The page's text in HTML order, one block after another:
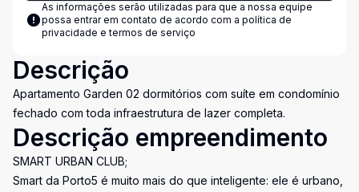
As informações serão utilizadas para que a nossa equipe
possa entrar em contato de acordo com a política de
privacidade e termos de serviço
Descrição
Apartamento Garden 02 dormitórios com suíte em condomínio
fechado com toda infraestrutura de lazer completa.
Descrição empreendimento
SMART URBAN CLUB;
Smart da Porto5 é muito mais do que inteligente: ele é urbano,